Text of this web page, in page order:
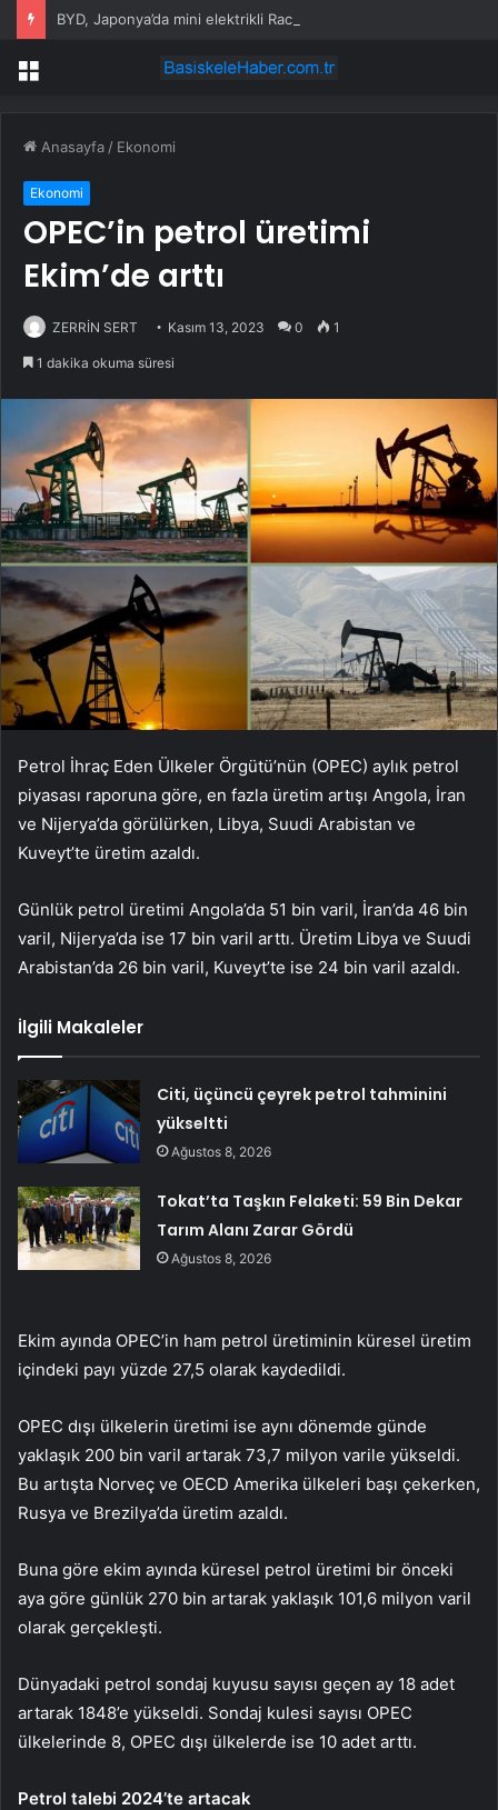
BYD, Japonya’da mini elektrikli Racco ile rekabete giriyor
Menü
Anasayfa / Ekonomi
Ekonomi
OPEC’in petrol üretimi
Ekim’de arttı
ZERRİN SERT Kasım 13, 2023 0 1
1 dakika okuma süresi
Petrol İhraç Eden Ülkeler Örgütü’nün (OPEC) aylık petrol
piyasası raporuna göre, en fazla üretim artışı Angola, İran
ve Nijerya’da görülürken, Libya, Suudi Arabistan ve
Kuveyt’te üretim azaldı.
Günlük petrol üretimi Angola’da 51 bin varil, İran’da 46 bin
varil, Nijerya’da ise 17 bin varil arttı. Üretim Libya ve Suudi
Arabistan’da 26 bin varil, Kuveyt’te ise 24 bin varil azaldı.
İlgili Makaleler
Citi, üçüncü çeyrek petrol tahminini
yükseltti
Ağustos 8, 2026
Tokat’ta Taşkın Felaketi: 59 Bin Dekar
Tarım Alanı Zarar Gördü
Ağustos 8, 2026
Ekim ayında OPEC’in ham petrol üretiminin küresel üretim
içindeki payı yüzde 27,5 olarak kaydedildi.
OPEC dışı ülkelerin üretimi ise aynı dönemde günde
yaklaşık 200 bin varil artarak 73,7 milyon varile yükseldi.
Bu artışta Norveç ve OECD Amerika ülkeleri başı çekerken,
Rusya ve Brezilya’da üretim azaldı.
Buna göre ekim ayında küresel petrol üretimi bir önceki
aya göre günlük 270 bin artarak yaklaşık 101,6 milyon varil
olarak gerçekleşti.
Dünyadaki petrol sondaj kuyusu sayısı geçen ay 18 adet
artarak 1848’e yükseldi. Sondaj kulesi sayısı OPEC
ülkelerinde 8, OPEC dışı ülkelerde ise 10 adet arttı.
Petrol talebi 2024’te artacak